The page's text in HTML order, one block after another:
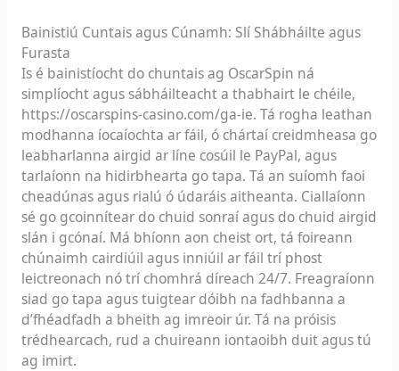
Bainistiú Cuntais agus Cúnamh: Slí Shábháilte agus
Furasta
Is é bainistíocht do chuntais ag OscarSpin ná
simplíocht agus sábháilteacht a thabhairt le chéile,
https://oscarspins-casino.com/ga-ie. Tá rogha leathan
modhanna íocaíochta ar fáil, ó chártaí creidmheasa go
leabharlanna airgid ar líne cosúil le PayPal, agus
tarlaíonn na hidirbhearta go tapa. Tá an suíomh faoi
cheadúnas agus rialú ó údaráis aitheanta. Ciallaíonn
sé go gcoinnítear do chuid sonraí agus do chuid airgid
slán i gcónaí. Má bhíonn aon cheist ort, tá foireann
chúnaimh cairdiúil agus inniúil ar fáil trí phost
leictreonach nó trí chomhrá díreach 24/7. Freagraíonn
siad go tapa agus tuigtear dóibh na fadhbanna a
d’fhéadfadh a bheith ag imreoir úr. Tá na próisis
trédhearcach, rud a chuireann iontaoibh duit agus tú
ag imirt.